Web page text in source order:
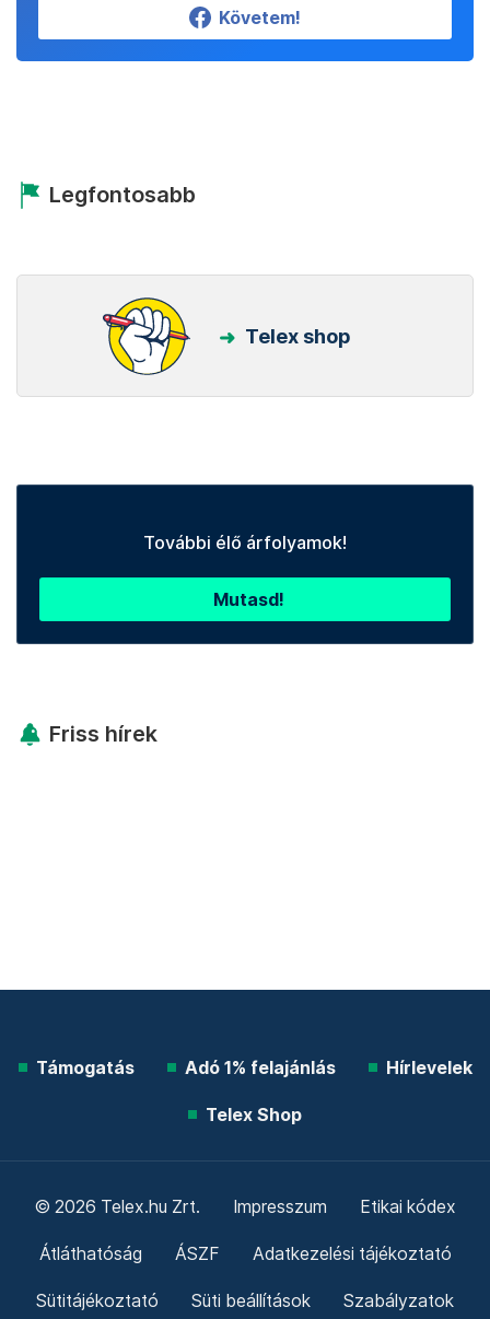
Követem!
Legfontosabb
Telex shop
További élő árfolyamok!
Mutasd!
Friss hírek
Támogatás Adó 1% felajánlás Hírlevelek
Telex Shop
© 2026 Telex.hu Zrt. Impresszum Etikai kódex
Átláthatóság ÁSZF Adatkezelési tájékoztató
Sütitájékoztató Süti beállítások Szabályzatok